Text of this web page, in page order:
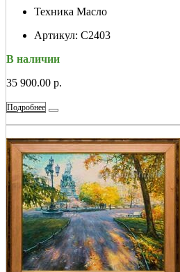
Техника Масло
Артикул: С2403
В наличии
35 900.00 р.
Подробнее